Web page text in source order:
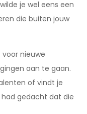
je wel eens een
die buiten jouw
nieuwe
aan te gaan.
of vindt je
gedacht dat die